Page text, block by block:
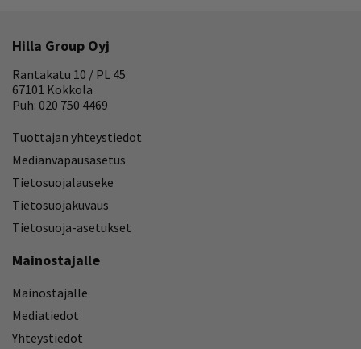
Hilla Group Oyj
Rantakatu 10 / PL 45
67101 Kokkola
Puh: 020 750 4469
Tuottajan yhteystiedot
Medianvapausasetus
Tietosuojalauseke
Tietosuojakuvaus
Tietosuoja-asetukset
Mainostajalle
Mainostajalle
Mediatiedot
Yhteystiedot